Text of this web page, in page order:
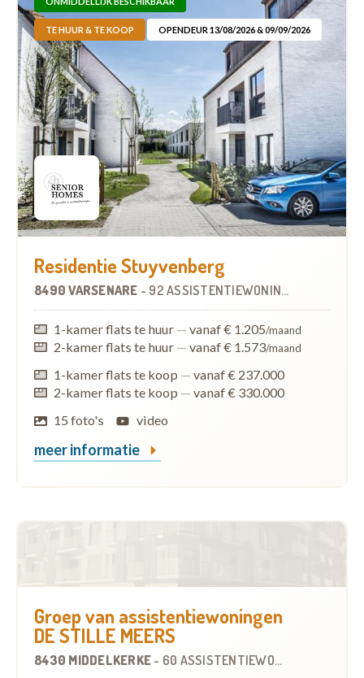
TE HUUR & TE KOOP OPENDEUR 13/08/2026 & 09/09/2026
Residentie Stuyvenberg
8490 VARSENARE - 92 ASSISTENTIEWONINGEN
1-kamer flats te huur — vanaf € 1.205/maand
2-kamer flats te huur — vanaf € 1.573/maand
1-kamer flats te koop — vanaf € 237.000
2-kamer flats te koop — vanaf € 330.000
15 foto's
video
meer informatie
Groep van assistentiewoningen
DE STILLE MEERS
8430 MIDDELKERKE - 60 ASSISTENTIEWONINGEN